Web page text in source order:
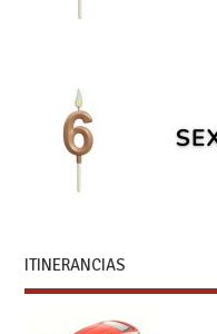
ITINERANCIAS